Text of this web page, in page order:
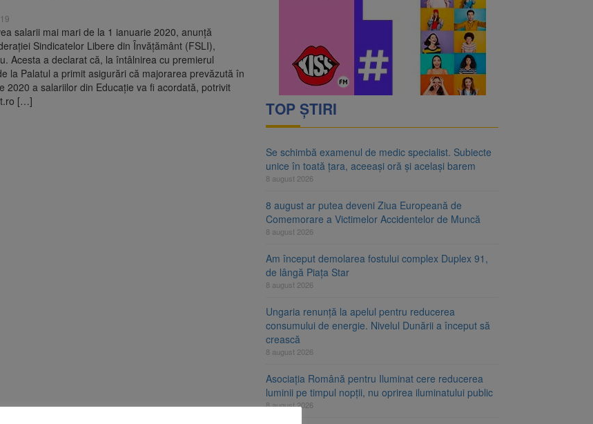
Brașov – Poiana Brașov după un accident. Două persoane primesc îngrijiri
de medic specialist. Subiecte unice în toată țara, aceeași oră și același barem
salarii mai mari de la 1 ianuarie 2020, anunță
Sindicatelor Libere din Învățământ (FSLI),
Acesta a declarat că, la întâlnirea cu premierul
la Palatul a primit asigurări că majorarea prevăzută în
2020 a salariilor din Educație va fi acordată, potrivit
[…]
TOP ȘTIRI
Se schimbă examenul de medic specialist. Subiecte
unice în toată țara, aceeași oră și același barem
8 august 2026
8 august ar putea deveni Ziua Europeană de
Comemorare a Victimelor Accidentelor de Muncă
8 august 2026
Am început demolarea fostului complex Duplex 91,
de lângă Piața Star
8 august 2026
Ungaria renunță la apelul pentru reducerea
consumului de energie. Nivelul Dunării a început să
crească
8 august 2026
Asociația Română pentru Iluminat cere reducerea
luminii pe timpul nopții, nu oprirea iluminatului public
8 august 2026